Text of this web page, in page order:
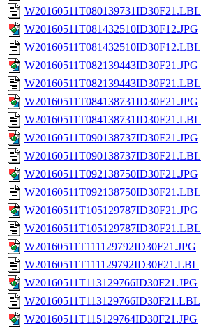
W20160511T080139731ID30F21.LBL
W20160511T081432510ID30F12.JPG
W20160511T081432510ID30F12.LBL
W20160511T082139443ID30F21.JPG
W20160511T082139443ID30F21.LBL
W20160511T084138731ID30F21.JPG
W20160511T084138731ID30F21.LBL
W20160511T090138737ID30F21.JPG
W20160511T090138737ID30F21.LBL
W20160511T092138750ID30F21.JPG
W20160511T092138750ID30F21.LBL
W20160511T105129787ID30F21.JPG
W20160511T105129787ID30F21.LBL
W20160511T111129792ID30F21.JPG
W20160511T111129792ID30F21.LBL
W20160511T113129766ID30F21.JPG
W20160511T113129766ID30F21.LBL
W20160511T115129764ID30F21.JPG